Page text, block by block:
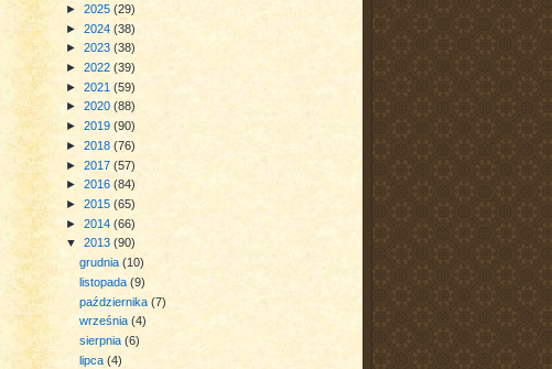
► 2025 (29)
► 2024 (38)
► 2023 (38)
► 2022 (39)
► 2021 (59)
► 2020 (88)
► 2019 (90)
► 2018 (76)
► 2017 (57)
► 2016 (84)
► 2015 (65)
► 2014 (66)
▼ 2013 (90)
grudnia(10)
listopada(9)
października(7)
września(4)
sierpnia(6)
lipca(4)